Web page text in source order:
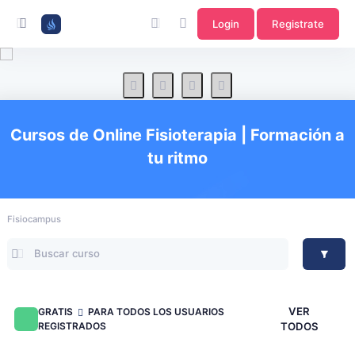
Login Registrate
Cursos de Online Fisioterapia | Formación a
tu ritmo
Fisiocampus
GRATIS
PARA TODOS LOS USUARIOS
REGISTRADOS
VER
TODOS